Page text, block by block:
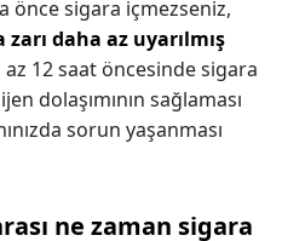
önce sigara içmezseniz,
daha az uyarılmış
az 12 saat öncesinde sigara
dolaşımının sağlaması
sorun yaşanması
ne zaman sigara